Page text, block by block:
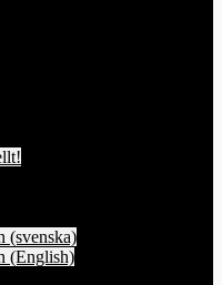
(svenska)
(English)